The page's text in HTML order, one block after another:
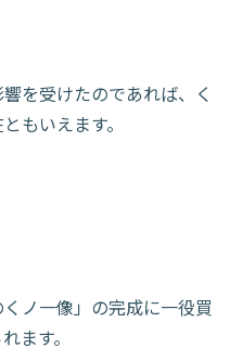
を受けたのであれば、く
もいえます。
ノ一像」の完成に一役買
ます。